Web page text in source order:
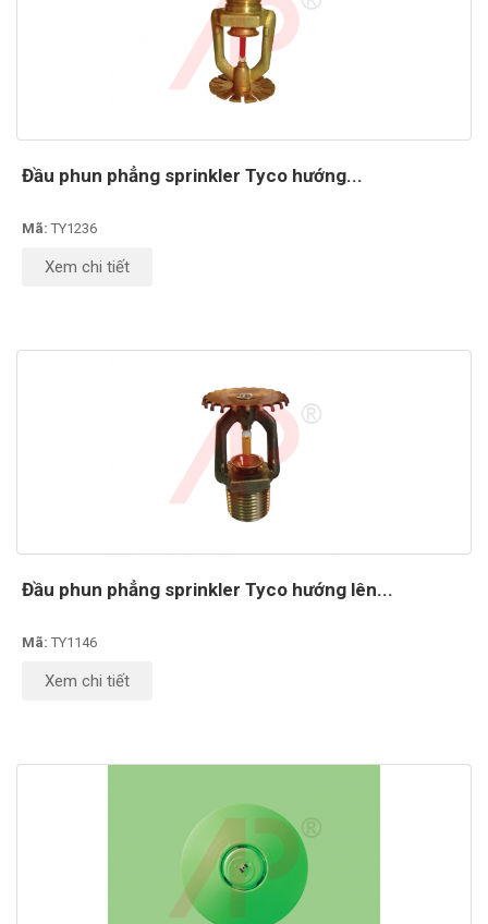
Đầu phun phẳng sprinkler Tyco hướng...
Mã: TY1236
Xem chi tiết
Đầu phun phẳng sprinkler Tyco hướng lên...
Mã: TY1146
Xem chi tiết